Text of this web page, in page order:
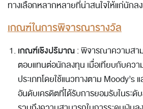
ทางเลือกหลากหลายที่น่าสนใจให้แก่นักล
เกณฑ์ในการพิจารณารางวัล
เกณฑ์เชิงปริมาณ: พิจารณาความสา
ตอบแทนต่อนักลงทุน เมื่อเทียบกับควา
ประเภทโดยใช้แนวทางตาม Moody’s
อันดับเครดิตที่ได้รับการยอมรับในระ